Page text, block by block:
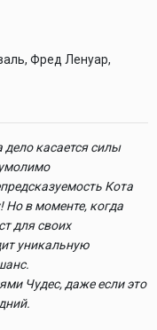
Фред Ленуар,
дело касается силы
Кота
Но в моменте, когда
для своих
уникальную
Чудес, даже если это